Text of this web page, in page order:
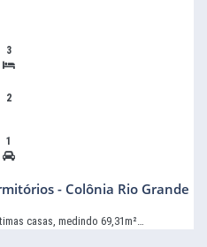
3
2
1
- Colônia Rio Grande
casas, medindo 69,31m²…